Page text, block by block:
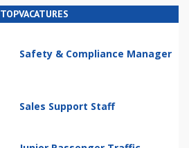
TOPVACATURES
Safety & Compliance Manager
Sales Support Staff